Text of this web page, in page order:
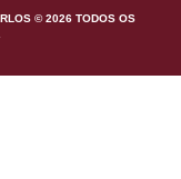
© 2026 TODOS OS